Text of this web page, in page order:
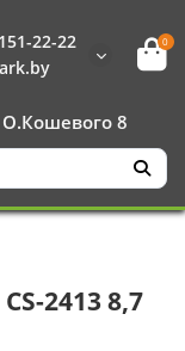
22-22
0
О.Кошевого 8
2413 8,7